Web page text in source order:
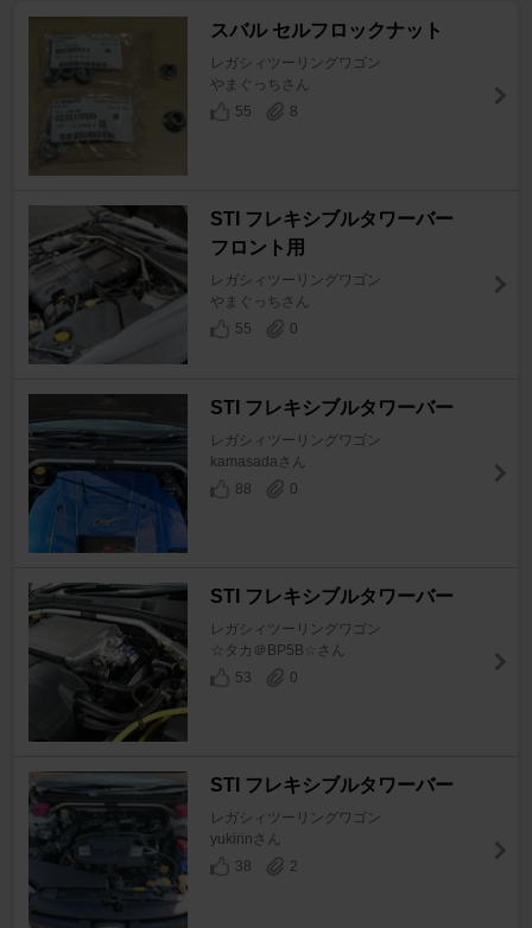
スバル セルフロックナット
レガシィツーリングワゴン
やまぐっちさん
55
8
STI フレキシブルタワーバー
フロント用
レガシィツーリングワゴン
やまぐっちさん
55
0
STI フレキシブルタワーバー
レガシィツーリングワゴン
kamasadaさん
88
0
STI フレキシブルタワーバー
レガシィツーリングワゴン
☆タカ＠BP5B☆さん
53
0
STI フレキシブルタワーバー
レガシィツーリングワゴン
yukirinさん
38
2